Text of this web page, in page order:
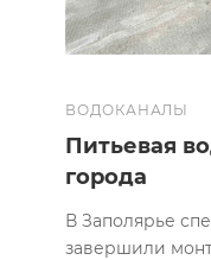
ВОДОКАНАЛЫ
Питьевая
города
В Заполярье
завершили